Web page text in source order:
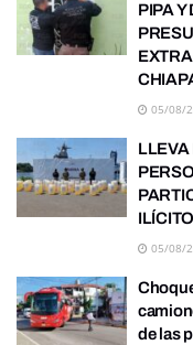
PIPA
05/08/
LLEVA
05/08/
de las